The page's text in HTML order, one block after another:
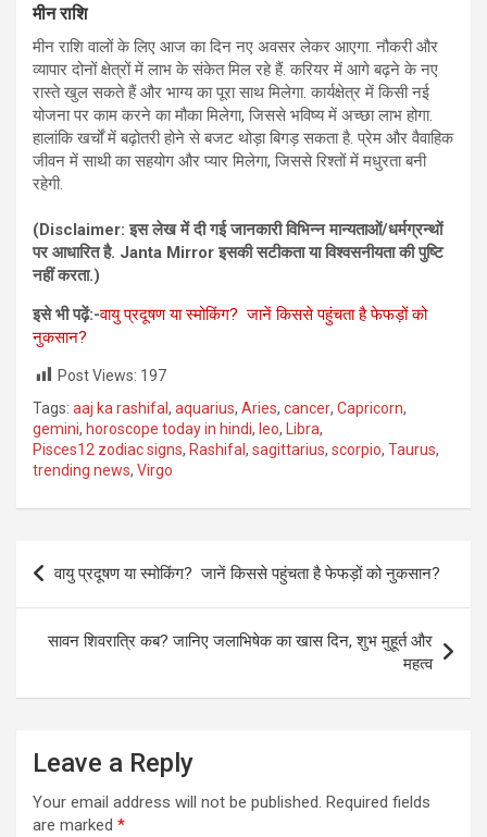
मीन राशि
मीन राशि वालों के लिए आज का दिन नए अवसर लेकर आएगा. नौकरी और
व्यापार दोनों क्षेत्रों में लाभ के संकेत मिल रहे हैं. करियर में आगे बढ़ने के नए
रास्ते खुल सकते हैं और भाग्य का पूरा साथ मिलेगा. कार्यक्षेत्र में किसी नई
योजना पर काम करने का मौका मिलेगा, जिससे भविष्य में अच्छा लाभ होगा.
हालांकि खर्चों में बढ़ोतरी होने से बजट थोड़ा बिगड़ सकता है. प्रेम और वैवाहिक
जीवन में साथी का सहयोग और प्यार मिलेगा, जिससे रिश्तों में मधुरता बनी
रहेगी.
(Disclaimer: इस लेख में दी गई जानकारी विभिन्‍न मान्‍यताओं/धर्मग्रन्‍थों
पर आधारित है. Janta Mirror इसकी सटीकता या विश्‍वसनीयता की पुष्टि
नहीं करता.)
इसे भी पढ़ें:-वायु प्रदूषण या स्मोकिंग? जानें किससे पहुंचता है फेफड़ों को
नुकसान?
Post Views: 197
Tags: aaj ka rashifal , aquarius, Aries, cancer, Capricorn,
gemini, horoscope today in hindi, leo, Libra,
Pisces12 zodiac signs, Rashifal , sagittarius, scorpio, Taurus,
trending news, Virgo
Post
navigation
वायु प्रदूषण या स्मोकिंग? जानें किससे पहुंचता है फेफड़ों को नुकसान?
सावन शिवरात्रि कब? जानिए जलाभिषेक का खास दिन, शुभ मुहूर्त और
महत्व
Leave a Reply
Your email address will not be published. Required fields
are marked *